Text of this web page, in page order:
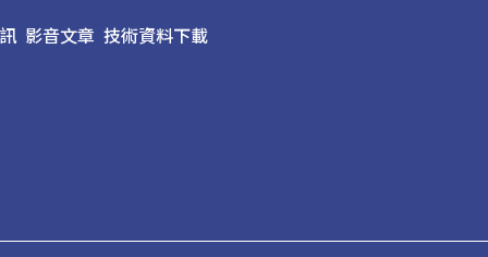
影音文章 技術資料下載